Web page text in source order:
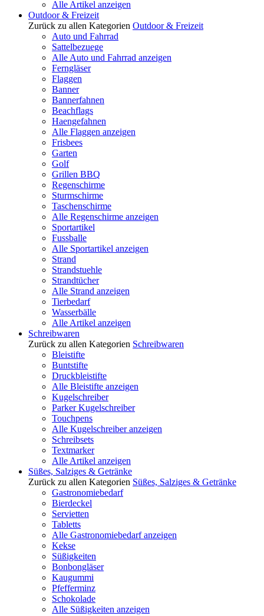
Alle Artikel anzeigen
Outdoor & Freizeit
Zurück zu allen Kategorien Outdoor & Freizeit
Auto und Fahrrad
Sattelbezuege
Alle Auto und Fahrrad anzeigen
Ferngläser
Flaggen
Banner
Bannerfahnen
Beachflags
Haengefahnen
Alle Flaggen anzeigen
Frisbees
Garten
Golf
Grillen BBQ
Regenschirme
Sturmschirme
Taschenschirme
Alle Regenschirme anzeigen
Sportartikel
Fussballe
Alle Sportartikel anzeigen
Strand
Strandstuehle
Strandtücher
Alle Strand anzeigen
Tierbedarf
Wasserbälle
Alle Artikel anzeigen
Schreibwaren
Zurück zu allen Kategorien Schreibwaren
Bleistifte
Buntstifte
Druckbleistifte
Alle Bleistifte anzeigen
Kugelschreiber
Parker Kugelschreiber
Touchpens
Alle Kugelschreiber anzeigen
Schreibsets
Textmarker
Alle Artikel anzeigen
Süßes, Salziges & Getränke
Zurück zu allen Kategorien Süßes, Salziges & Getränke
Gastronomiebedarf
Bierdeckel
Servietten
Tabletts
Alle Gastronomiebedarf anzeigen
Kekse
Süßigkeiten
Bonbongläser
Kaugummi
Pfefferminz
Schokolade
Alle Süßigkeiten anzeigen